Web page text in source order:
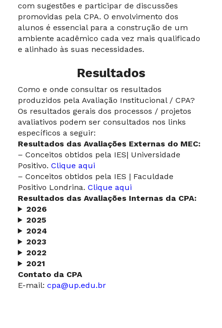
com sugestões e participar de discussões
promovidas pela CPA. O envolvimento dos
alunos é essencial para a construção de um
ambiente acadêmico cada vez mais qualificado
e alinhado às suas necessidades.
Resultados
Como e onde consultar os resultados
produzidos pela Avaliação Institucional / CPA?
Os resultados gerais dos processos / projetos
avaliativos podem ser consultados nos links
específicos a seguir:
Resultados das Avaliações Externas do MEC:
– Conceitos obtidos pela IES| Universidade
Positivo. Clique aqui
– Conceitos obtidos pela IES | Faculdade
Positivo Londrina. Clique aqui
Resultados das Avaliações Internas da CPA:
2026
2025
2024
2023
2022
2021
Contato da CPA
E-mail: cpa@up.edu.br